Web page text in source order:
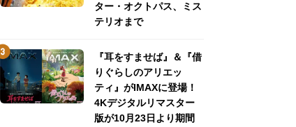
ター・オクトパス、ミス
テリオまで
『耳をすませば』＆『借
りぐらしのアリエッ
ティ』がIMAXに登場！
4Kデジタルリマスター
版が10月23日より期間